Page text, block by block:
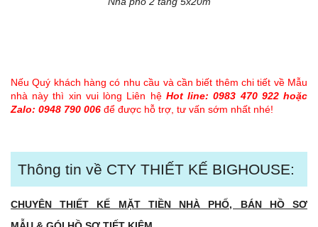
Nếu Quý khách hàng có nhu cầu và cần biết thêm chi tiết về Mẫu
nhà này thì xin vui lòng Liên hệ Hot line: 0983 470 922 hoặc
Zalo: 0948 790 006 để được hỗ trợ, tư vấn sớm nhất nhé!
Thông tin về CTY THIẾT KẾ BIGHOUSE:
CHUYÊN THIẾT KẾ MẶT TIỀN NHÀ PHỐ, BÁN HỒ SƠ